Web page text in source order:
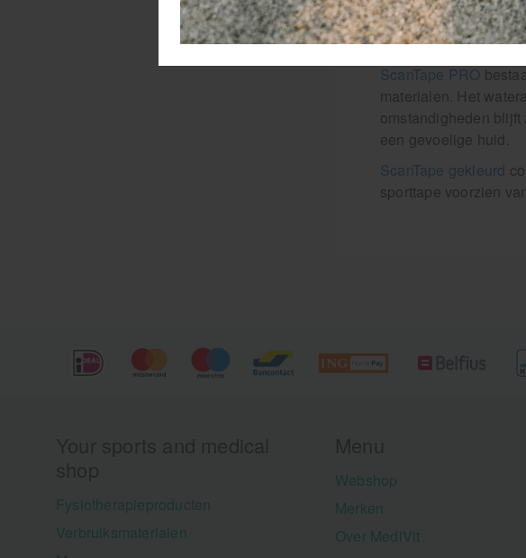
voorzien van een
Verkrijgbaar per stuk
ScanTape PRO
materialen. Het
omstandigheden
een gevoelige huid.
ScanTape gekleurd
sporttape voorzien
Fysiotherapieproducten
Verbruiksmaterialen
Webshop
Merken
Over MediVit